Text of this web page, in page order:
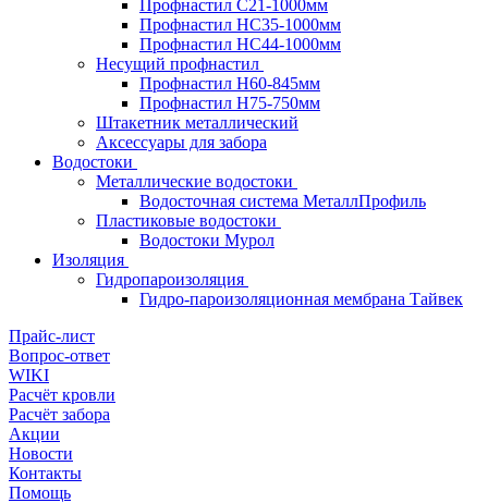
Профнастил С21-1000мм
Профнастил HC35-1000мм
Профнастил НС44-1000мм
Несущий профнастил
Профнастил Н60-845мм
Профнастил H75-750мм
Штакетник металлический
Аксессуары для забора
Водостоки
Металлические водостоки
Водосточная система МеталлПрофиль
Пластиковые водостоки
Водостоки Мурол
Изоляция
Гидропароизоляция
Гидро-пароизоляционная мембрана Тайвек
Прайс-лист
Вопрос-ответ
WIKI
Расчёт кровли
Расчёт забора
Акции
Новости
Контакты
Помощь